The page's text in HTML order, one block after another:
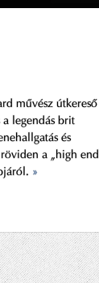
művész útkereső
legendás brit
és
a „high end
»